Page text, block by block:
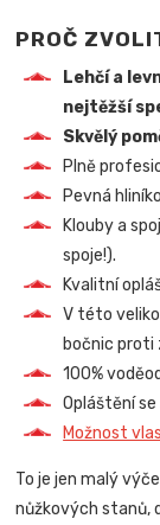
PROČ
Lehčí a
nejtěžší
Skvělý
Plně
Pevná
Klouby a
spoje!).
Kvalitní
V této
bočnic proti
100%
Opláštění
Možnost
To je jen malý
nůžkových stanů,